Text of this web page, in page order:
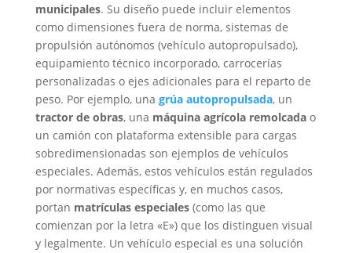
municipales. Su diseño puede incluir elementos
como dimensiones fuera de norma, sistemas de
propulsión autónomos (vehículo autopropulsado),
equipamiento técnico incorporado, carrocerías
personalizadas o ejes adicionales para el reparto de
peso. Por ejemplo, una grúa autopropulsada, un
tractor de obras, una máquina agrícola remolcadao
un camión con plataforma extensible para cargas
sobredimensionadas son ejemplos de vehículos
especiales. Además, estos vehículos están regulados
por normativas específicas y, en muchos casos,
portan matrículas especiales(como las que
comienzan por la letra «E») que los distinguen visual
y legalmente. Un vehículo especial es una solución